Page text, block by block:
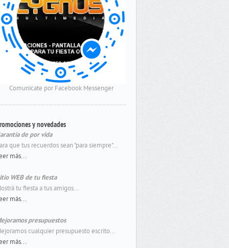
Comunicate por Facebook Messenger
y novedades
de por vida
que tus recuerdos sean "para siempre"...
más...
WEB de tu fiesta
tu fiesta a tus amigos...
más...
presupuestos
cualquier presupuesto escrito...
más...